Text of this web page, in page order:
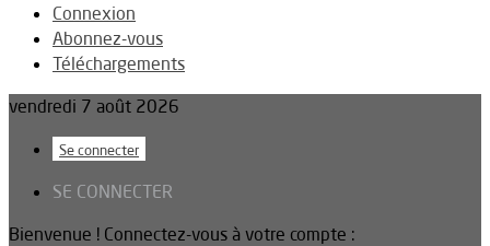
Connexion
Abonnez-vous
Téléchargements
vendredi 7 août 2026
Se connecter
SE CONNECTER
Bienvenue ! Connectez-vous à votre compte :